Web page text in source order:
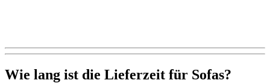
Wie lang ist die Lieferzeit für Sofas?